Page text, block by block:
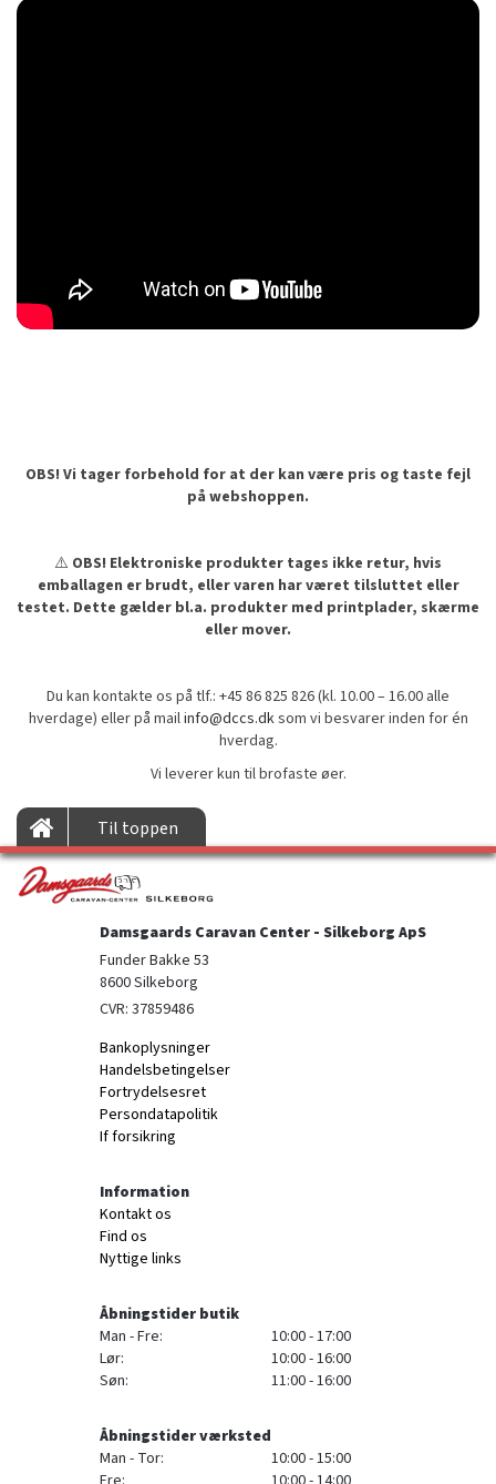
OBS! Vi tager forbehold for at der kan være pris og taste fejl
på webshoppen.
⚠️ OBS! Elektroniske produkter tages ikke retur, hvis
emballagen er brudt, eller varen har været tilsluttet eller
testet. Dette gælder bl.a. produkter med printplader, skærme
eller mover.
Du kan kontakte os på tlf.: +45 86 825 826 (kl. 10.00 – 16.00 alle
hverdage) eller på mailinfo@dccs.dksom vi besvarer inden for én
hverdag.
Vi leverer kun til brofaste øer.
Til toppen
Damsgaards Caravan Center - Silkeborg ApS
Funder Bakke 53
8600 Silkeborg
CVR: 37859486
Bankoplysninger
Handelsbetingelser
Fortrydelsesret
Persondatapolitik
If forsikring
Information
Kontakt os
Find os
Nyttige links
Åbningstider butik
Man - Fre:
10:00 - 17:00
Lør:
10:00 - 16:00
Søn:
11:00 - 16:00
Åbningstider værksted
Man - Tor:
10:00 - 15:00